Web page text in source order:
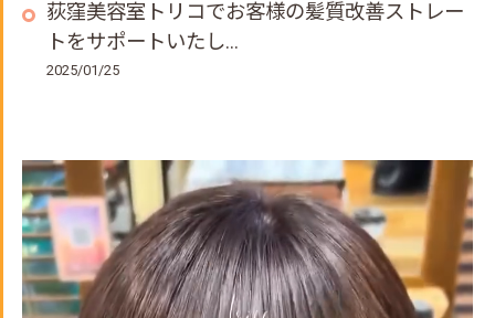
荻窪美容室トリコでお客様の髪質改善ストレー
トをサポートいたし...
2025/01/25